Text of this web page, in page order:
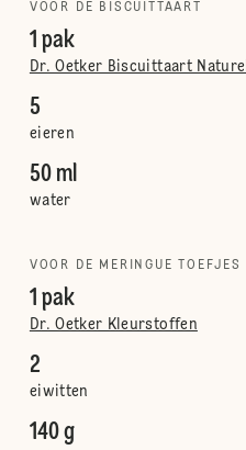
VOOR DE BISCUITTAART
1 pak
Dr. Oetker Biscuittaart Naturel
5
eieren
50 ml
water
VOOR DE MERINGUE TOEFJES
1 pak
Dr. Oetker Kleurstoffen
2
eiwitten
140 g